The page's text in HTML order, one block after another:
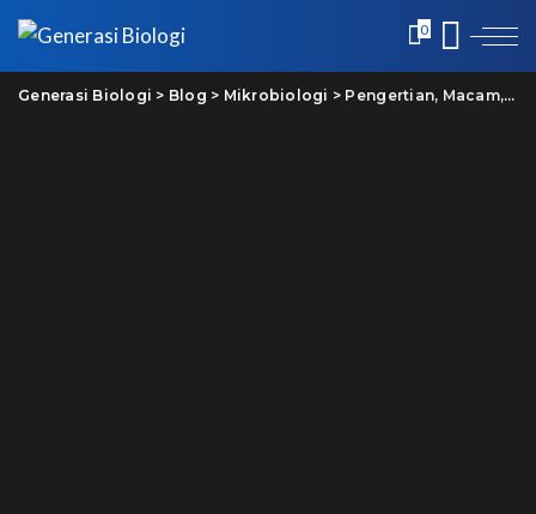
0
Generasi Biologi > Blog > Mikrobiologi > Pengertian, Macam, dan Cara Kerja Antibakteri